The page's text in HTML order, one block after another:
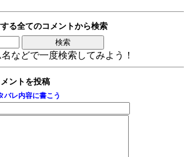
る全てのコメントから検索
などで一度検索してみよう！
ントを投稿
バレ内容に書こう